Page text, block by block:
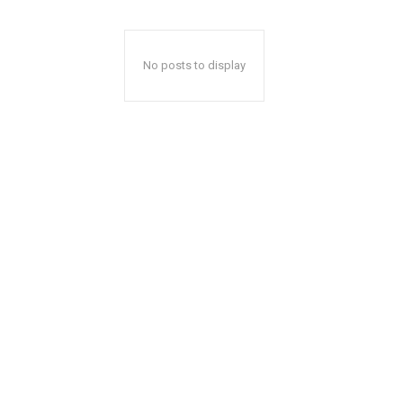
No posts to display